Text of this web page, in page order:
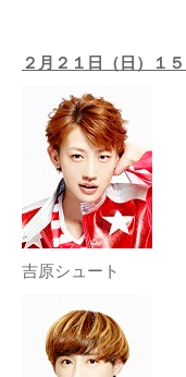
２月２１日（日）１
吉原シュート